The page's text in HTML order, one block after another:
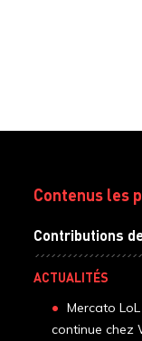
Contenus les
Contributions
ACTUALITÉS
Mercato
continue chez